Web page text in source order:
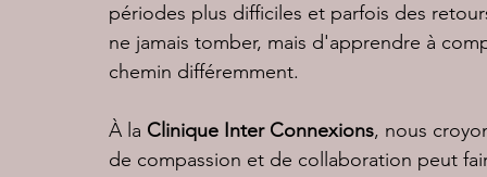
périodes plus difficiles et parfois des
ne jamais tomber, mais d'apprendre à
chemin différemment.
À la Clinique Inter Connexions, nous
de compassion et de collaboration peut